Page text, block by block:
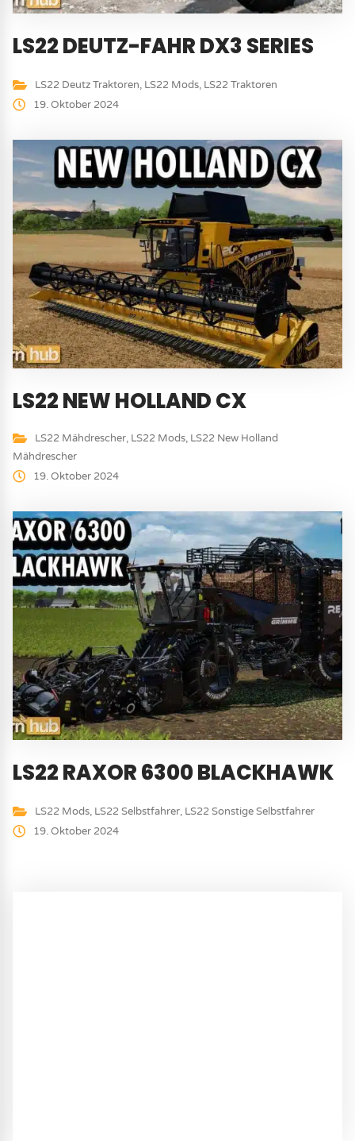
LS22 DEUTZ-FAHR DX3 SERIES
LS22 Deutz Traktoren, LS22 Mods, LS22 Traktoren
19. Oktober 2024
LS22 NEW HOLLAND CX
LS22 Mähdrescher, LS22 Mods, LS22 New Holland
Mähdrescher
19. Oktober 2024
LS22 RAXOR 6300 BLACKHAWK
LS22 Mods, LS22 Selbstfahrer, LS22 Sonstige Selbstfahrer
19. Oktober 2024